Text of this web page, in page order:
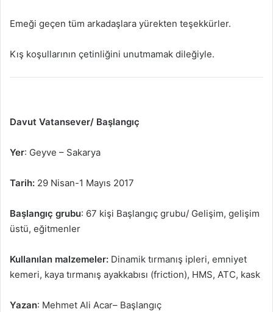
Emeği geçen tüm arkadaşlara yürekten teşekkürler.
Kış koşullarının çetinliğini unutmamak dileğiyle.
Davut Vatansever/ Başlangıç
Yer: Geyve – Sakarya
Tarih: 29 Nisan-1 Mayıs 2017
Başlangıç grubu: 67 kişi Başlangıç grubu/ Gelişim, gelişim
üstü, eğitmenler
Kullanılan malzemeler: Dinamik tırmanış ipleri, emniyet
kemeri, kaya tırmanış ayakkabısı (friction), HMS, ATC, kask
Yazan: Mehmet Ali Acar– Başlangıç